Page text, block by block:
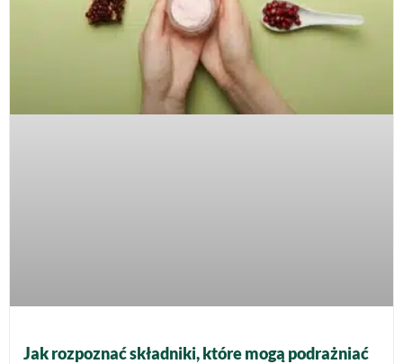
Jak rozpoznać składniki, które mogą podrażniać